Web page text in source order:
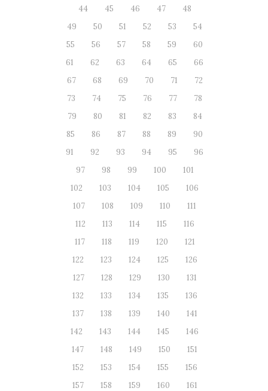
44 45 46 47
48
49
50 51 52 53
54
55
56 57 58 59
60
61
62 63 64 65
66
67
68 69 70 71
72
73
74 75 76 77
78
79
80 81 82 83
84
85
86 87 88 89
90
91
92 93 94 95
96
97
98 99 100
101
102
103 104 105
106
107
108 109 110
111
112
113 114 115
116
117
118 119 120
121
122
123 124 125
126
127
128 129 130
131
132
133 134 135
136
137
138 139 140
141
142
143 144 145
146
147
148 149 150
151
152
153 154 155
156
157
158 159 160
161